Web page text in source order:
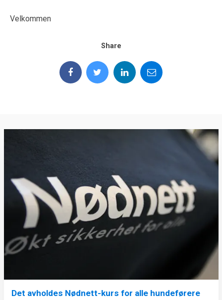
Velkommen
Share
Det avholdes Nødnett-kurs for alle hundeførere